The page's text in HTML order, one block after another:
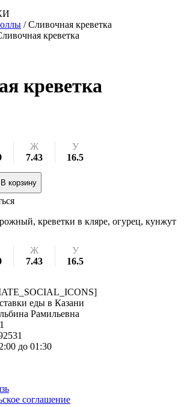
/Сливочная креветка
креветка
креветка
Ж
7.43
У
16.5
В корзину
креветки в кляре, огурец, кунжут
Ж
7.43
У
16.5
еды в Казани
Рамильевна
до 01:30
соглашение